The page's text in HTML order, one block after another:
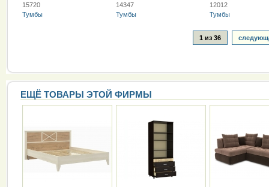
15720
Тумбы
14347
Тумбы
12012
Тумбы
1 из 36
ЕЩЁ ТОВАРЫ ЭТОЙ ФИРМЫ